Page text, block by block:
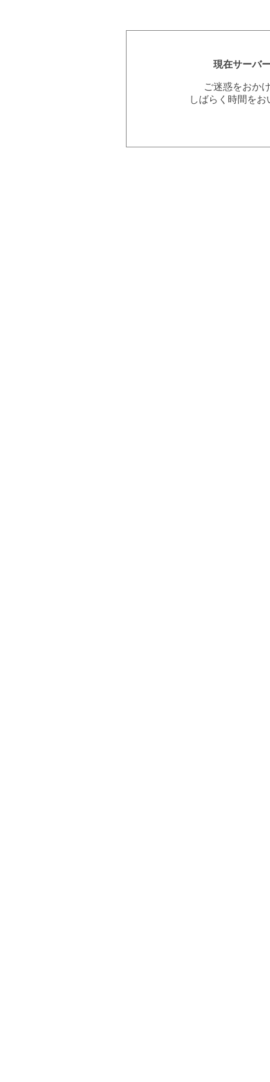
現在サーバ
ご迷惑をおか
しばらく時間を